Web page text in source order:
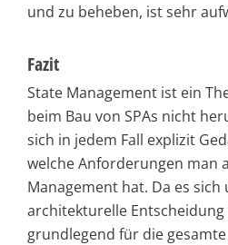
und zu beheben, ist sehr
Fazit
State Management ist ein
beim Bau von SPAs nicht
sich in jedem Fall explizit
welche Anforderungen man
Management hat. Da es sich
architekturelle
grundlegend für die